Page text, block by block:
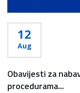
12
Aug
Obavijesti za
procedurama...